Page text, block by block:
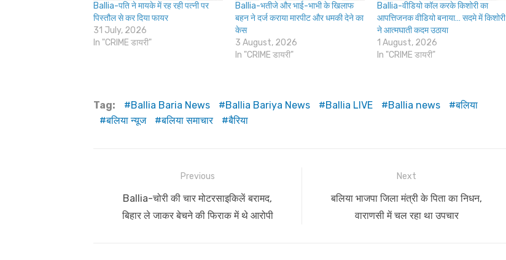
Ballia-पति ने मायके में रह रही पत्नी पर
पिस्तौल से कर दिया फायर
31 July, 2026
In "CRIME डायरी"
Ballia-भतीजे और भाई-भाभी के खिलाफ
बहन ने दर्ज कराया मारपीट और धमकी देने का
केस
3 August, 2026
In "CRIME डायरी"
Ballia-वीडियो कॉल करके किशोरी का
आपत्तिजनक वीडियो बनाया… सदमे में किशोरी
ने आत्मघाती कदम उठाया
1 August, 2026
In "CRIME डायरी"
Tag: Ballia Baria News Ballia Bariya News Ballia LIVE Ballia news
बलिया
बलिया न्यूज
बलिया समाचार बैरिया
navigation
Previous
Previous
post:
Ballia-चोरी की चार मोटरसाइकिलें बरामद,
बिहार ले जाकर बेचने की फिराक में थे आरोपी
Next
Next
बलिया भाजपा जिला मंत्री के पिता का निधन,
वाराणसी में चल रहा था उपचार